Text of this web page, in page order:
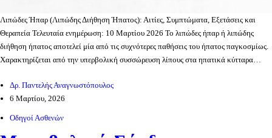
Λιπώδες Ήπαρ (Λιπώδης Διήθηση Ήπατος): Αιτίες, Συμπτώματα, Εξετάσεις και
Θεραπεία Τελευταία ενημέρωση: 10 Μαρτίου 2026 Το λιπώδες ήπαρ ή λιπώδης
διήθηση ήπατος αποτελεί μία από τις συχνότερες παθήσεις του ήπατος παγκοσμίως.
Χαρακτηρίζεται από την υπερβολική συσσώρευση λίπους στα ηπατικά κύτταρα…
Δρ. Παντελής Αναγνωστόπουλος
6 Μαρτίου, 2026
Οδηγοί Ασθενών